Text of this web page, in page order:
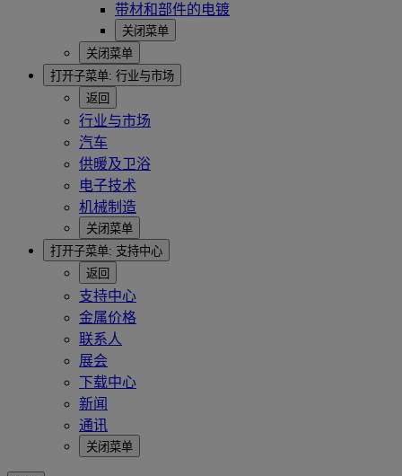
带材和部件的电镀
关闭菜单
关闭菜单
打开子菜单: 行业与市场
返回
行业与市场
汽车
供暖及卫浴
电子技术
机械制造
关闭菜单
打开子菜单: 支持中心
返回
支持中心
金属价格
联系人
展会
下载中心
新闻
通讯
关闭菜单